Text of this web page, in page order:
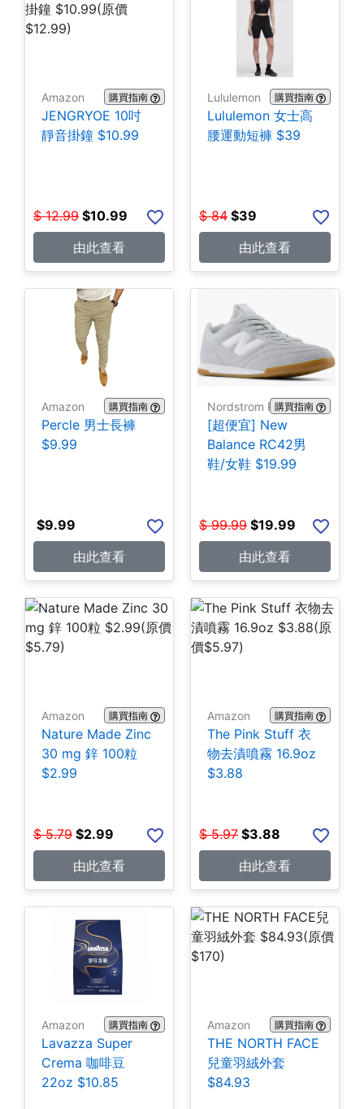
Amazon 購買指南
JENGRYOE 10吋
靜音掛鐘 $10.99
$ 12.99 $10.99
由此查看
Lululemon 購買指南
Lululemon 女士高
腰運動短褲 $39
$ 84 $39
由此查看
Amazon 購買指南
Percle 男士長褲
$9.99
$9.99
由此查看
Nordstrom Rack購買指南
[超便宜] New
Balance RC42男
鞋/女鞋 $19.99
$ 99.99 $19.99
由此查看
Amazon 購買指南
Nature Made Zinc
30 mg 鋅 100粒
$2.99
$ 5.79 $2.99
由此查看
Amazon 購買指南
The Pink Stuff 衣
物去漬噴霧 16.9oz
$3.88
$ 5.97 $3.88
由此查看
Amazon 購買指南
Lavazza Super
Crema 咖啡豆
22oz $10.85
Amazon 購買指南
THE NORTH FACE
兒童羽絨外套
$84.93